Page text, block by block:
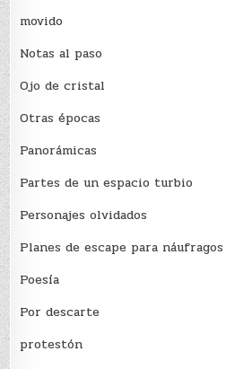
movido
Notas al paso
Ojo de cristal
Otras épocas
Panorámicas
Partes de un espacio turbio
Personajes olvidados
Planes de escape para náufragos
Poesía
Por descarte
protestón